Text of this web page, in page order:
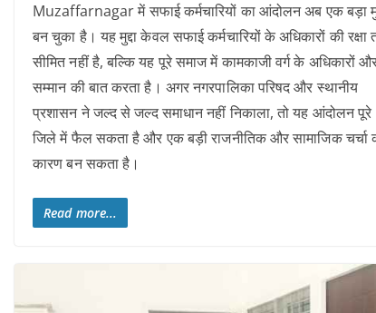
Muzaffarnagar में सफाई कर्मचारियों का आंदोलन अब एक बड़ा
बन चुका है। यह मुद्दा केवल सफाई कर्मचारियों के अधिकारों की रक्षा
सीमित नहीं है, बल्कि यह पूरे समाज में कामकाजी वर्ग के अधिकारों
सम्मान की बात करता है। अगर नगरपालिका परिषद और स्थानीय
प्रशासन ने जल्द से जल्द समाधान नहीं निकाला, तो यह आंदोलन पूरे
जिले में फैल सकता है और एक बड़ी राजनीतिक और सामाजिक चर्चा
कारण बन सकता है।
Read more...